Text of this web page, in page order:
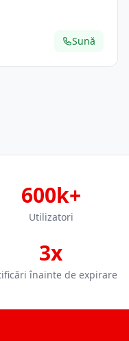
Sună
600k+
Utilizatori
3x
înainte de expirare